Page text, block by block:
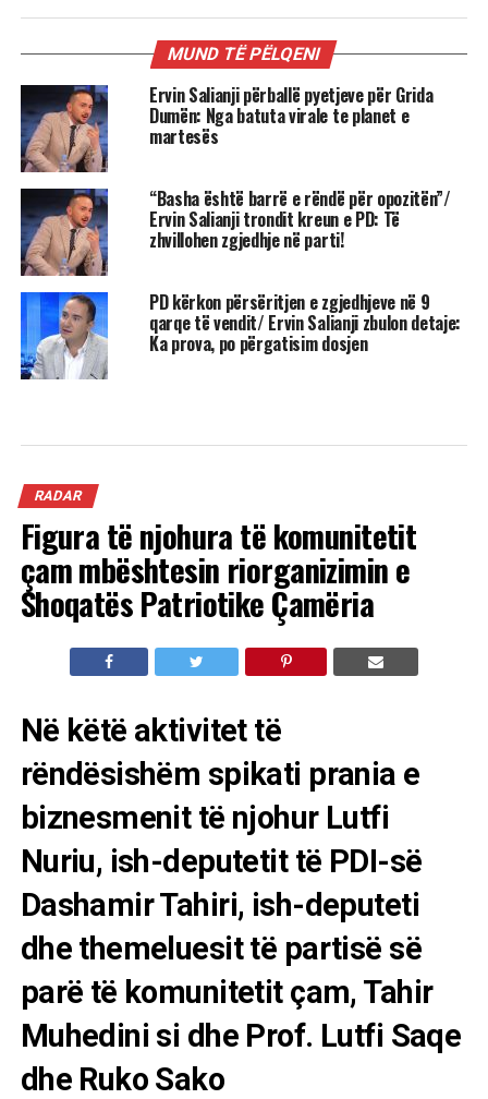
MUND TË PËLQENI
Ervin Salianji përballë pyetjeve për Grida
Dumën: Nga batuta virale te planet e
martesës
“Basha është barrë e rëndë për opozitën”/
Ervin Salianji trondit kreun e PD: Të
zhvillohen zgjedhje në parti!
PD kërkon përsëritjen e zgjedhjeve në 9
qarqe të vendit/ Ervin Salianji zbulon detaje:
Ka prova, po përgatisim dosjen
RADAR
Figura të njohura të komunitetit
çam mbështesin riorganizimin e
Shoqatës Patriotike Çamëria
Në këtë aktivitet të
rëndësishëm spikati prania e
biznesmenit të njohur Lutfi
Nuriu, ish-deputetit të PDI-së
Dashamir Tahiri, ish-deputeti
dhe themeluesit të partisë së
parë të komunitetit çam, Tahir
Muhedini si dhe Prof. Lutfi Saqe
dhe Ruko Sako